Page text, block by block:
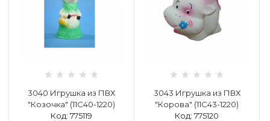
3040 Игрушка из ПВХ
"Козочка" (11С40-1220)
Код: 775119
3043 Игрушка из ПВХ
"Корова" (11С43-1220)
Код: 775120